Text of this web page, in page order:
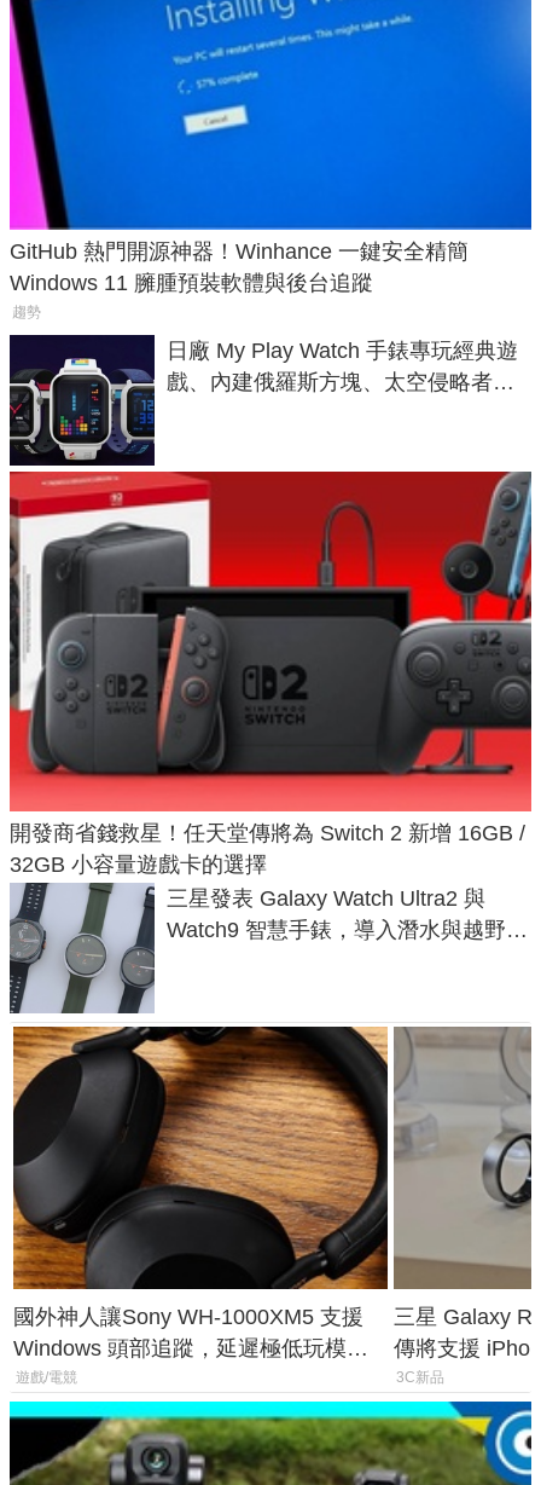
GitHub 熱門開源神器！Winhance 一鍵安全精簡
Windows 11 臃腫預裝軟體與後台追蹤
趨勢
日廠 My Play Watch 手錶專玩經典遊
戲、內建俄羅斯方塊、太空侵略者，
開發商省錢救星！任天堂傳將為 Switch 2 新增 16GB /
32GB 小容量遊戲卡的選擇
三星發表 Galaxy Watch Ultra2 與
Watch9 智慧手錶，導入潛水與越野跑
國外神人讓Sony WH-1000XM5 支援
Windows 頭部追蹤，延遲極低玩模擬
飛行超有感
遊戲/電競
三星 Galaxy
傳將支援
慧家電連動功
3C新品